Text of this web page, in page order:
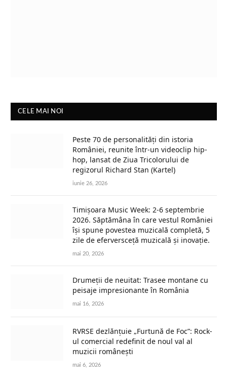
CELE MAI NOI
Peste 70 de personalități din istoria
României, reunite într-un videoclip hip-
hop, lansat de Ziua Tricolorului de
regizorul Richard Stan (Kartel)
iunie 26, 2026
Timișoara Music Week: 2-6 septembrie
2026. Săptămâna în care vestul României
își spune povestea muzicală completă, 5
zile de eferversceță muzicală și inovație.
mai 20, 2026
Drumeții de neuitat: Trasee montane cu
peisaje impresionante în România
mai 16, 2026
RVRSE dezlănțuie „Furtună de Foc”: Rock-
ul comercial redefinit de noul val al
muzicii românești
mai 6, 2026